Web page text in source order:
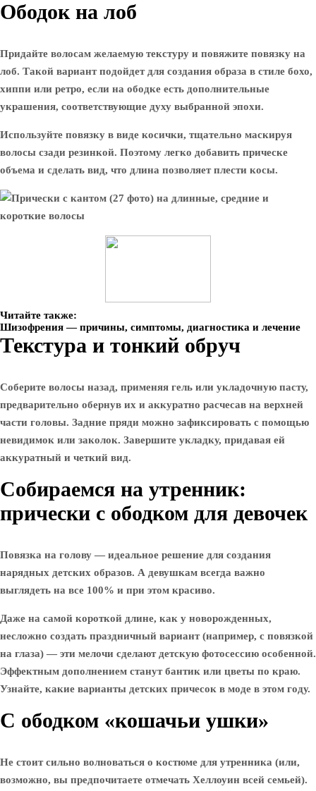
Ободок на лоб
Придайте волосам желаемую текстуру и повяжите повязку на
лоб. Такой вариант подойдет для создания образа в стиле бохо,
хиппи или ретро, ​​если на ободке есть дополнительные
украшения, соответствующие духу выбранной эпохи.
Используйте повязку в виде косички, тщательно маскируя
волосы сзади резинкой. Поэтому легко добавить прическе
объема и сделать вид, что длина позволяет плести косы.
Читайте также:
Шизофрения — причины, симптомы, диагностика и лечение
Текстура и тонкий обруч
Соберите волосы назад, применяя гель или укладочную пасту,
предварительно обернув их и аккуратно расчесав на верхней
части головы. Задние пряди можно зафиксировать с помощью
невидимок или заколок. Завершите укладку, придавая ей
аккуратный и четкий вид.
Собираемся на утренник:
прически с ободком для девочек
Повязка на голову — идеальное решение для создания
нарядных детских образов. А девушкам всегда важно
выглядеть на все 100% и при этом красиво.
Даже на самой короткой длине, как у новорожденных,
несложно создать праздничный вариант (например, с повязкой
на глаза) — эти мелочи сделают детскую фотосессию особенной.
Эффектным дополнением станут бантик или цветы по краю.
Узнайте, какие варианты детских причесок в моде в этом году.
С ободком «кошачьи ушки»
Не стоит сильно волноваться о костюме для утренника (или,
возможно, вы предпочитаете отмечать Хеллоуин всей семьей).